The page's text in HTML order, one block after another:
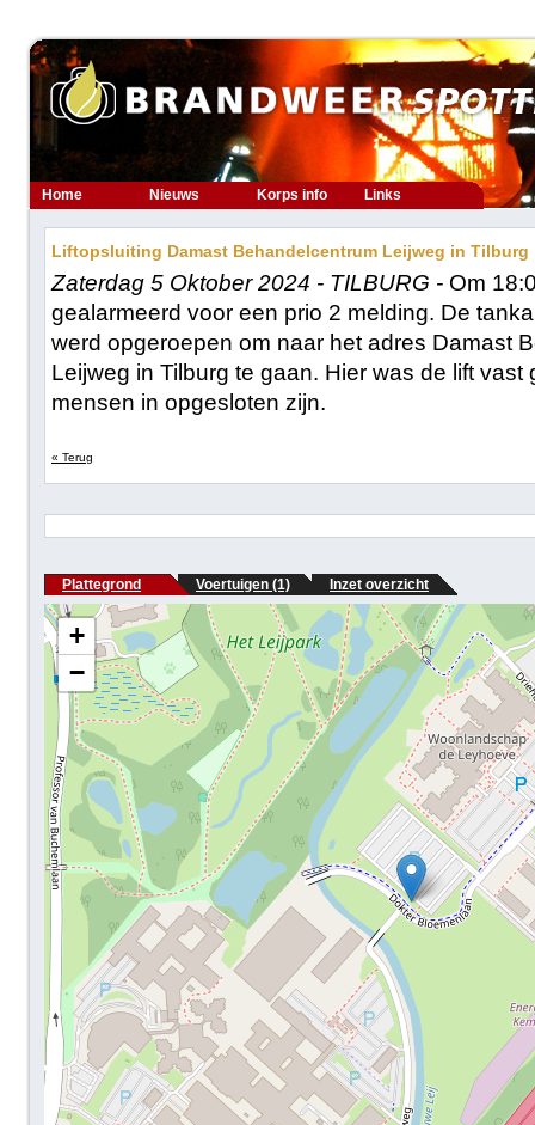
Home Nieuws Korps info Links
Liftopsluiting Damast Behandelcentrum Leijweg in Tilburg
Zaterdag 5 Oktober 2024 - TILBURG - Om
gealarmeerd voor een prio 2 melding. De
werd opgeroepen om naar het adres Damast
Leijweg in Tilburg te gaan. Hier was de lift
mensen in opgesloten zijn.
« Terug
Plattegrond Voertuigen (1) Inzet overzicht
+
−